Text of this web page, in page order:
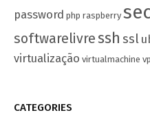
password php raspberry
softwarelivressh ssl
virtualização virtualmachine
CATEGORIES